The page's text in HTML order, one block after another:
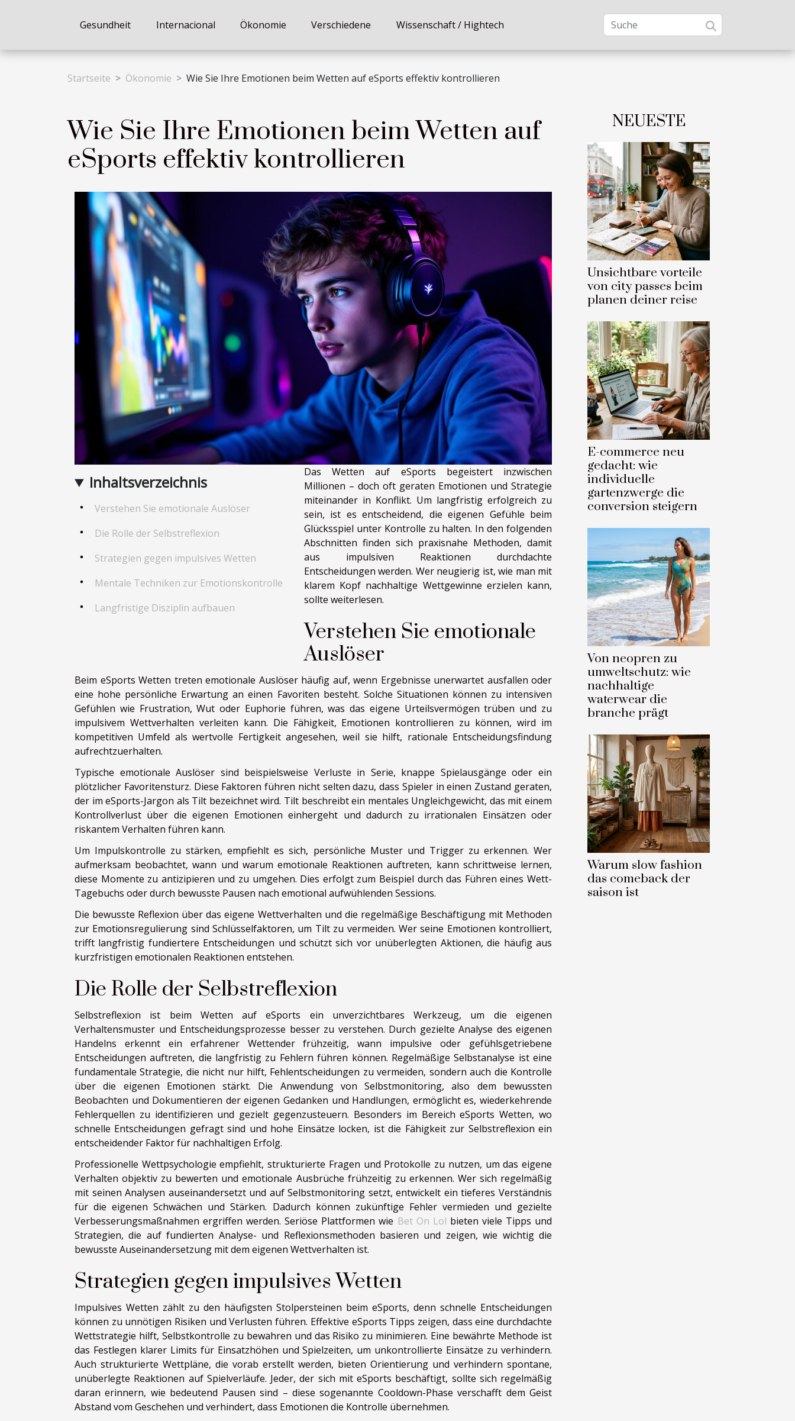
Gesundheit Internacional Ökonomie Verschiedene Wissenschaft / Hightech
Startseite Ökonomie Wie Sie Ihre Emotionen beim Wetten auf eSports effektiv kontrollieren
Wie Sie Ihre Emotionen beim Wetten auf
eSports effektiv kontrollieren
Inhaltsverzeichnis
Verstehen Sie emotionale Auslöser
Die Rolle der Selbstreflexion
Strategien gegen impulsives Wetten
Mentale Techniken zur Emotionskontrolle
Langfristige Disziplin aufbauen
Das Wetten auf eSports begeistert inzwischen
Millionen – doch oft geraten Emotionen und Strategie
miteinander in Konflikt. Um langfristig erfolgreich zu
sein, ist es entscheidend, die eigenen Gefühle beim
Glücksspiel unter Kontrolle zu halten. In den folgenden
Abschnitten finden sich praxisnahe Methoden, damit
aus impulsiven Reaktionen durchdachte
Entscheidungen werden. Wer neugierig ist, wie man mit
klarem Kopf nachhaltige Wettgewinne erzielen kann,
sollte weiterlesen.
Verstehen Sie emotionale
Auslöser
Beim eSports Wetten treten emotionale Auslöser häufig auf, wenn Ergebnisse unerwartet ausfallen oder
eine hohe persönliche Erwartung an einen Favoriten besteht. Solche Situationen können zu intensiven
Gefühlen wie Frustration, Wut oder Euphorie führen, was das eigene Urteilsvermögen trüben und zu
impulsivem Wettverhalten verleiten kann. Die Fähigkeit, Emotionen kontrollieren zu können, wird im
kompetitiven Umfeld als wertvolle Fertigkeit angesehen, weil sie hilft, rationale Entscheidungsfindung
aufrechtzuerhalten.
Typische emotionale Auslöser sind beispielsweise Verluste in Serie, knappe Spielausgänge oder ein
plötzlicher Favoritensturz. Diese Faktoren führen nicht selten dazu, dass Spieler in einen Zustand geraten,
der im eSports-Jargon als Tilt bezeichnet wird. Tilt beschreibt ein mentales Ungleichgewicht, das mit einem
Kontrollverlust über die eigenen Emotionen einhergeht und dadurch zu irrationalen Einsätzen oder
riskantem Verhalten führen kann.
Um Impulskontrolle zu stärken, empfiehlt es sich, persönliche Muster und Trigger zu erkennen. Wer
aufmerksam beobachtet, wann und warum emotionale Reaktionen auftreten, kann schrittweise lernen,
diese Momente zu antizipieren und zu umgehen. Dies erfolgt zum Beispiel durch das Führen eines Wett-
Tagebuchs oder durch bewusste Pausen nach emotional aufwühlenden Sessions.
Die bewusste Reflexion über das eigene Wettverhalten und die regelmäßige Beschäftigung mit Methoden
zur Emotionsregulierung sind Schlüsselfaktoren, um Tilt zu vermeiden. Wer seine Emotionen kontrolliert,
trifft langfristig fundiertere Entscheidungen und schützt sich vor unüberlegten Aktionen, die häufig aus
kurzfristigen emotionalen Reaktionen entstehen.
Die Rolle der Selbstreflexion
Selbstreflexion ist beim Wetten auf eSports ein unverzichtbares Werkzeug, um die eigenen
Verhaltensmuster und Entscheidungsprozesse besser zu verstehen. Durch gezielte Analyse des eigenen
Handelns erkennt ein erfahrener Wettender frühzeitig, wann impulsive oder gefühlsgetriebene
Entscheidungen auftreten, die langfristig zu Fehlern führen können. Regelmäßige Selbstanalyse ist eine
fundamentale Strategie, die nicht nur hilft, Fehlentscheidungen zu vermeiden, sondern auch die Kontrolle
über die eigenen Emotionen stärkt. Die Anwendung von Selbstmonitoring, also dem bewussten
Beobachten und Dokumentieren der eigenen Gedanken und Handlungen, ermöglicht es, wiederkehrende
Fehlerquellen zu identifizieren und gezielt gegenzusteuern. Besonders im Bereich eSports Wetten, wo
schnelle Entscheidungen gefragt sind und hohe Einsätze locken, ist die Fähigkeit zur Selbstreflexion ein
entscheidender Faktor für nachhaltigen Erfolg.
Professionelle Wettpsychologie empfiehlt, strukturierte Fragen und Protokolle zu nutzen, um das eigene
Verhalten objektiv zu bewerten und emotionale Ausbrüche frühzeitig zu erkennen. Wer sich regelmäßig
mit seinen Analysen auseinandersetzt und auf Selbstmonitoring setzt, entwickelt ein tieferes Verständnis
für die eigenen Schwächen und Stärken. Dadurch können zukünftige Fehler vermieden und gezielte
Verbesserungsmaßnahmen ergriffen werden. Seriöse Plattformen wie Bet On Lol bieten viele Tipps und
Strategien, die auf fundierten Analyse- und Reflexionsmethoden basieren und zeigen, wie wichtig die
bewusste Auseinandersetzung mit dem eigenen Wettverhalten ist.
Strategien gegen impulsives Wetten
Impulsives Wetten zählt zu den häufigsten Stolpersteinen beim eSports, denn schnelle Entscheidungen
können zu unnötigen Risiken und Verlusten führen. Effektive eSports Tipps zeigen, dass eine durchdachte
Wettstrategie hilft, Selbstkontrolle zu bewahren und das Risiko zu minimieren. Eine bewährte Methode ist
das Festlegen klarer Limits für Einsatzhöhen und Spielzeiten, um unkontrollierte Einsätze zu verhindern.
Auch strukturierte Wettpläne, die vorab erstellt werden, bieten Orientierung und verhindern spontane,
unüberlegte Reaktionen auf Spielverläufe. Jeder, der sich mit eSports beschäftigt, sollte sich regelmäßig
daran erinnern, wie bedeutend Pausen sind – diese sogenannte Cooldown-Phase verschafft dem Geist
Abstand vom Geschehen und verhindert, dass Emotionen die Kontrolle übernehmen.
NEUESTE
Unsichtbare vorteile
von city passes beim
planen deiner reise
E-commerce neu
gedacht: wie
individuelle
gartenzwerge die
conversion steigern
Von neopren zu
umweltschutz: wie
nachhaltige
waterwear die
branche prägt
Warum slow fashion
das comeback der
saison ist